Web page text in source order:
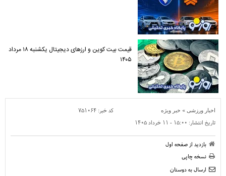
قیمت بیت کوین و ارز‌های دیجیتال یکشنبه ۱۸ مرداد
۱۴۰۵
اخبار ورزشی » خبر ویژه کد خبر: ۷۵۱۰۶۴
تاریخ انتشار: ۱۵:۰۰ - ۱۱ خرداد ۱۴۰۵
بازدید از صفحه اول
نسخه چاپی
ارسال به دوستان